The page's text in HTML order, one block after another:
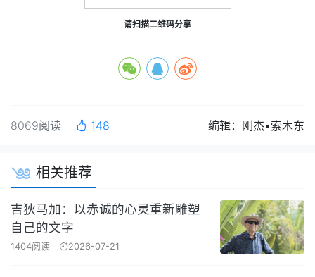
请扫描二维码分享
8069阅读 148 编辑：刚杰•索木东
相关推荐
吉狄马加：以赤诚的心灵重新雕塑
自己的文字
1404阅读 2026-07-21